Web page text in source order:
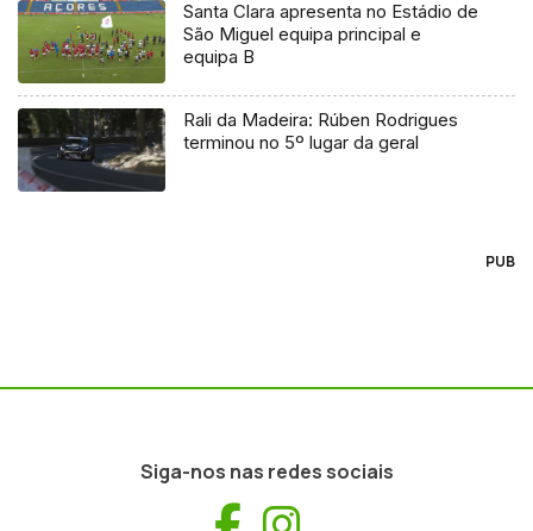
Santa Clara apresenta no Estádio de
São Miguel equipa principal e
equipa B
Rali da Madeira: Rúben Rodrigues
terminou no 5º lugar da geral
PUB
Siga-nos nas redes sociais